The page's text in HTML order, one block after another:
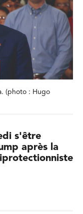
(photo : Hugo
s'être
après la